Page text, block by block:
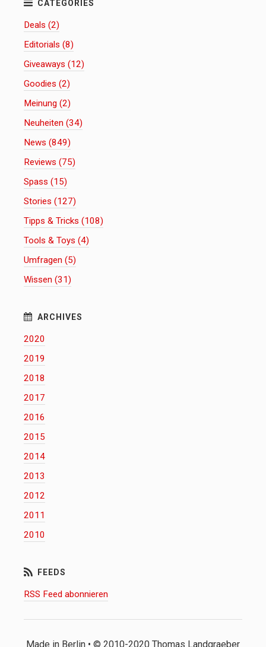
Deals (2)
Editorials (8)
Giveaways (12)
Goodies (2)
Meinung (2)
Neuheiten (34)
News (849)
Reviews (75)
Spass (15)
Stories (127)
Tipps & Tricks (108)
Tools & Toys (4)
Umfragen (5)
Wissen (31)
2020
2019
2018
2017
2016
2015
2014
2013
2012
2011
2010
RSS Feed abonnieren
Made in Berlin • © 2010-2020 Thomas Landgraeber